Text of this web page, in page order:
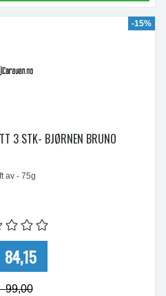
-15%
3 STK- BJØRNEN BRUNO
av - 75g
99,00